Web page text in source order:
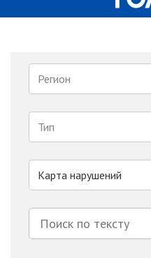
Регион
Тип
Карта нарушений